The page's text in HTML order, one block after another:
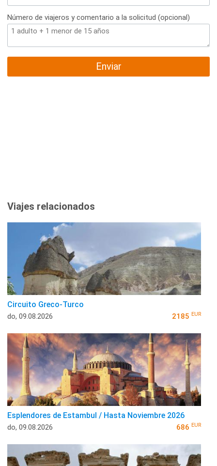
Número de viajeros y comentario a la solicitud (opcional)
Enviar
Viajes relacionados
Circuito Greco-Turco
do, 09.08.2026 2185 EUR
Esplendores de Estambul / Hasta Noviembre 2026
do, 09.08.2026 686 EUR